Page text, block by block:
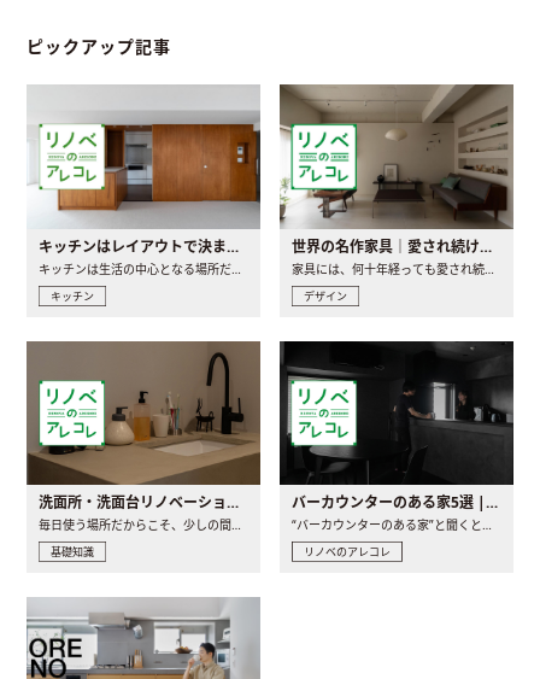
ピックアップ記事
キッチンはレイアウトで決まる。後悔しないための考え方と選び方
キッチンは生活の中心となる場所だからこそ、家の中のどこに置..
キッチン
世界の名作家具｜愛され続ける理由と一生モノとの出会い方
家具には、何十年経っても愛され続ける「名作」と呼ばれるもの..
デザイン
洗面所・洗面台リノベーションの事例と間取りアイデア
毎日使う場所だからこそ、少しの間取りの工夫や素材の選び方で..
基礎知識
バーカウンターのある家5選 | 日常に馴染む“距離の近い”キッチンとは
“バーカウンターのある家”と聞くと、少し特別な、大人のための..
リノベのアレコレ